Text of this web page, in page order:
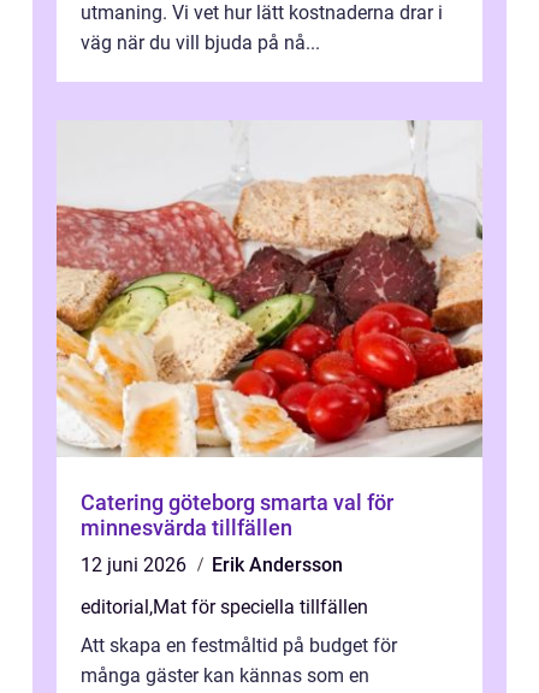
utmaning. Vi vet hur lätt kostnaderna drar i
väg när du vill bjuda på nå...
Catering göteborg smarta val för
minnesvärda tillfällen
12 juni 2026
Erik Andersson
editorial,Mat för speciella tillfällen
Att skapa en festmåltid på budget för
många gäster kan kännas som en